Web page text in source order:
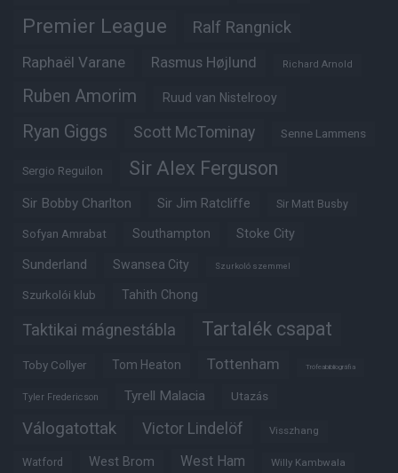
Premier League Ralf Rangnick
Raphaël Varane Rasmus Højlund Richard Arnold
Ruben Amorim Ruud van Nistelrooy
Ryan Giggs Scott McTominay Senne Lammens
Sergio Reguilon Sir Alex Ferguson
Sir Bobby Charlton Sir Jim Ratcliffe Sir Matt Busby
Sofyan Amrabat Southampton Stoke City
Sunderland Swansea City Szurkoló szemmel
Szurkolói klub Tahith Chong
Taktikai mágnestábla Tartalék csapat
Toby Collyer Tom Heaton Tottenham Trófeabibliográfia
Tyler Fredericson Tyrell Malacia Utazás
Válogatottak Victor Lindelöf Visszhang
Watford West Brom West Ham Willy Kambwala